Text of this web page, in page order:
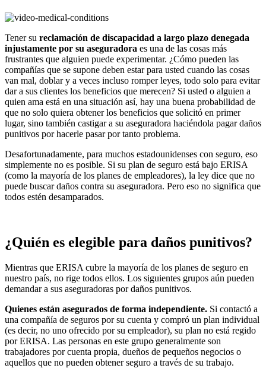
Tener su reclamación de discapacidad a largo plazo denegada
injustamente por su aseguradora es una de las cosas más
frustrantes que alguien puede experimentar. ¿Cómo pueden las
compañías que se supone deben estar para usted cuando las cosas
van mal, doblar y a veces incluso romper leyes, todo solo para evitar
dar a sus clientes los beneficios que merecen? Si usted o alguien a
quien ama está en una situación así, hay una buena probabilidad de
que no solo quiera obtener los beneficios que solicitó en primer
lugar, sino también castigar a su aseguradora haciéndola pagar daños
punitivos por hacerle pasar por tanto problema.
Desafortunadamente, para muchos estadounidenses con seguro, eso
simplemente no es posible. Si su plan de seguro está bajo ERISA
(como la mayoría de los planes de empleadores), la ley dice que no
puede buscar daños contra su aseguradora. Pero eso no significa que
todos estén desamparados.
¿Quién es elegible para daños punitivos?
Mientras que ERISA cubre la mayoría de los planes de seguro en
nuestro país, no rige todos ellos. Los siguientes grupos aún pueden
demandar a sus aseguradoras por daños punitivos.
Quienes están asegurados de forma independiente. Si contactó a
una compañía de seguros por su cuenta y compró un plan individual
(es decir, no uno ofrecido por su empleador), su plan no está regido
por ERISA. Las personas en este grupo generalmente son
trabajadores por cuenta propia, dueños de pequeños negocios o
aquellos que no pueden obtener seguro a través de su trabajo.